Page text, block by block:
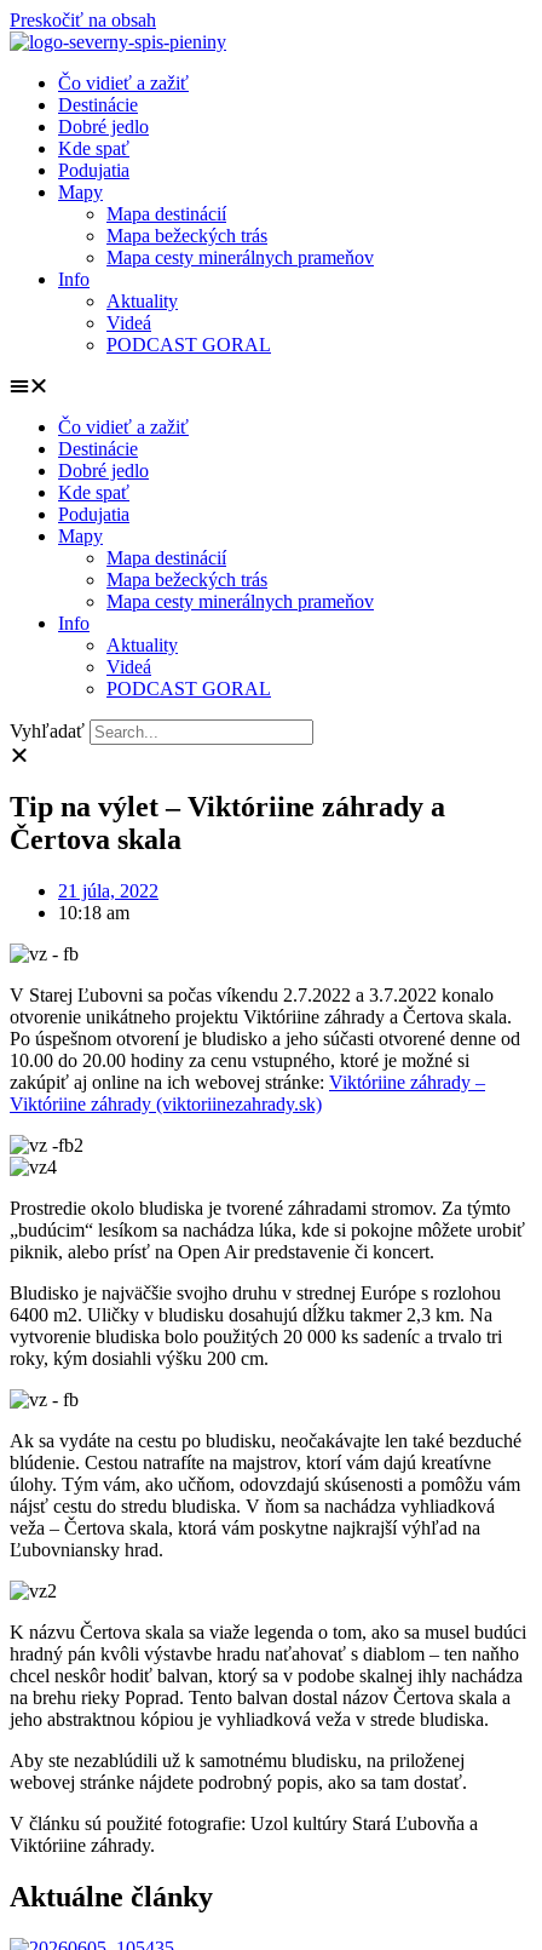
Preskočiť na obsah
Čo vidieť a zažiť
Destinácie
Dobré jedlo
Kde spať
Podujatia
Mapy
Mapa destinácií
Mapa bežeckých trás
Mapa cesty minerálnych prameňov
Info
Aktuality
Videá
PODCAST GORAL
Čo vidieť a zažiť
Destinácie
Dobré jedlo
Kde spať
Podujatia
Mapy
Mapa destinácií
Mapa bežeckých trás
Mapa cesty minerálnych prameňov
Info
Aktuality
Videá
PODCAST GORAL
Vyhľadať
Tip na výlet – Viktóriine záhrady a
Čertova skala
21 júla, 2022
10:18 am
V Starej Ľubovni sa počas víkendu 2.7.2022 a 3.7.2022 konalo
otvorenie unikátneho projektu Viktóriine záhrady a Čertova skala.
Po úspešnom otvorení je bludisko a jeho súčasti otvorené denne od
10.00 do 20.00 hodiny za cenu vstupného, ktoré je možné si
zakúpiť aj online na ich webovej stránke: Viktóriine záhrady –
Viktóriine záhrady (viktoriinezahrady.sk)
Prostredie okolo bludiska je tvorené záhradami stromov. Za týmto
„budúcim“ lesíkom sa nachádza lúka, kde si pokojne môžete urobiť
piknik, alebo prísť na Open Air predstavenie či koncert.
Bludisko je najväčšie svojho druhu v strednej Európe s rozlohou
6400 m2. Uličky v bludisku dosahujú dĺžku takmer 2,3 km. Na
vytvorenie bludiska bolo použitých 20 000 ks sadeníc a trvalo tri
roky, kým dosiahli výšku 200 cm.
Ak sa vydáte na cestu po bludisku, neočakávajte len také bezduché
blúdenie. Cestou natrafíte na majstrov, ktorí vám dajú kreatívne
úlohy. Tým vám, ako učňom, odovzdajú skúsenosti a pomôžu vám
nájsť cestu do stredu bludiska. V ňom sa nachádza vyhliadková
veža – Čertova skala, ktorá vám poskytne najkrajší výhľad na
Ľubovniansky hrad.
K názvu Čertova skala sa viaže legenda o tom, ako sa musel budúci
hradný pán kvôli výstavbe hradu naťahovať s diablom – ten naňho
chcel neskôr hodiť balvan, ktorý sa v podobe skalnej ihly nachádza
na brehu rieky Poprad. Tento balvan dostal názov Čertova skala a
jeho abstraktnou kópiou je vyhliadková veža v strede bludiska.
Aby ste nezablúdili už k samotnému bludisku, na priloženej
webovej stránke nájdete podrobný popis, ako sa tam dostať.
V článku sú použité fotografie: Uzol kultúry Stará Ľubovňa a
Viktóriine záhrady.
Aktuálne články